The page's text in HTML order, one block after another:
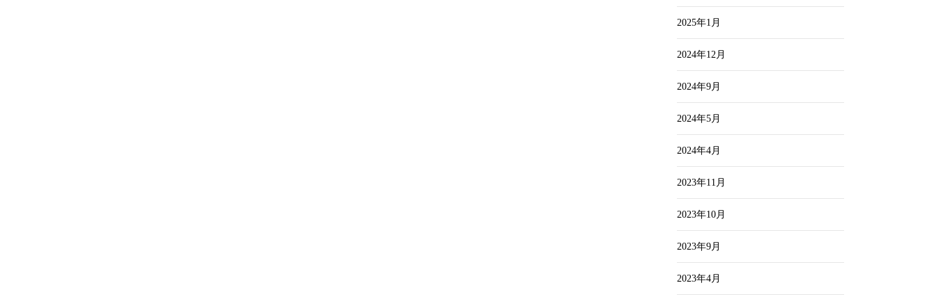
2025年1月
2024年12月
2024年9月
2024年5月
2024年4月
2023年11月
2023年10月
2023年9月
2023年4月